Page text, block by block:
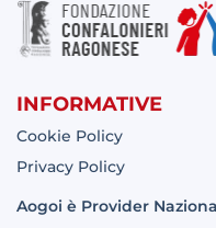
INFORMATIVE
Cookie Policy
Privacy Policy
Aogoi è Provider